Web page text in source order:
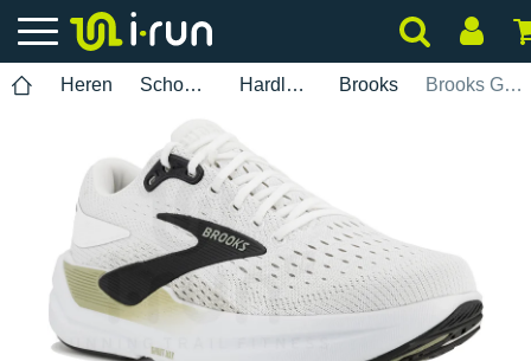
Heren Schoenen Hardlopen Brooks Brooks Ghost Max 3